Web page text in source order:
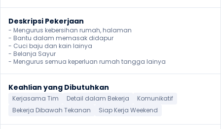
Deskripsi Pekerjaan
- Mengurus kebersihan rumah, halaman
- Bantu dalam memasak didapur
- Cuci baju dan kain lainya
- Belanja Sayur
- Mengurus semua keperluan rumah tangga lainya
Keahlian yang Dibutuhkan
Kerjasama Tim Detail dalam Bekerja
Komunikatif
Bekerja Dibawah Tekanan
Siap Kerja Weekend